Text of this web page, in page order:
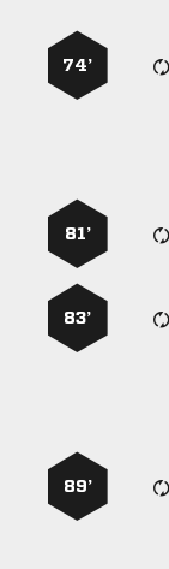
74’
81’
83’
89’